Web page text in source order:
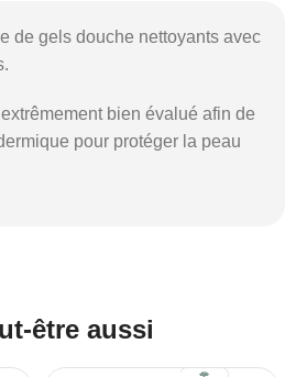
de gels douche nettoyants avec
bien évalué afin de
pour protéger la peau
être aussi